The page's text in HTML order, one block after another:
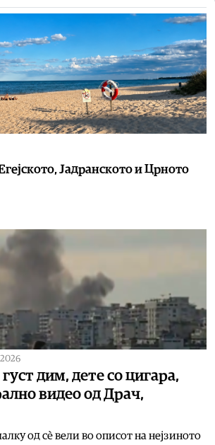
Јадранското и Црното
дим, дете со цигара,
видео од Драч,
од сè вели во описот на нејзиното